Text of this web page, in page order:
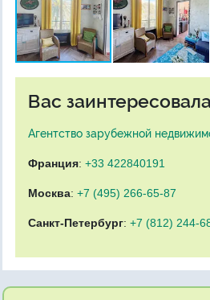
Вас
Агентство зарубежной
Франция: +33 422840191
Москва: +7 (495) 266-65-87
Санкт-Петербург: +7 (812) 244-